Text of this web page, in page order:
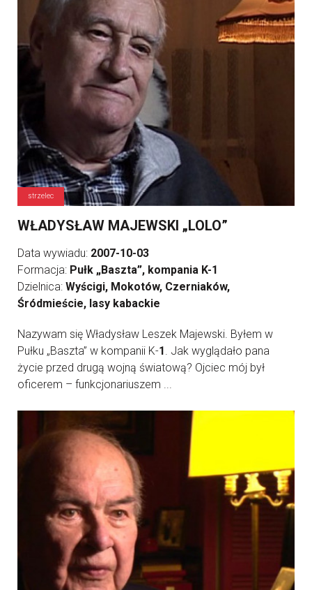
strzelec
WŁADYSŁAW MAJEWSKI „LOLO”
Data wywiadu: 2007-10-03
Formacja: Pułk „Baszta”, kompania K-1
Dzielnica: Wyścigi, Mokotów, Czerniaków,
Śródmieście, lasy kabackie
Nazywam się Władysław Leszek Majewski. Byłem w
Pułku „Baszta” w kompanii K-1. Jak wyglądało pana
życie przed drugą wojną światową? Ojciec mój był
oficerem – funkcjonariuszem ...